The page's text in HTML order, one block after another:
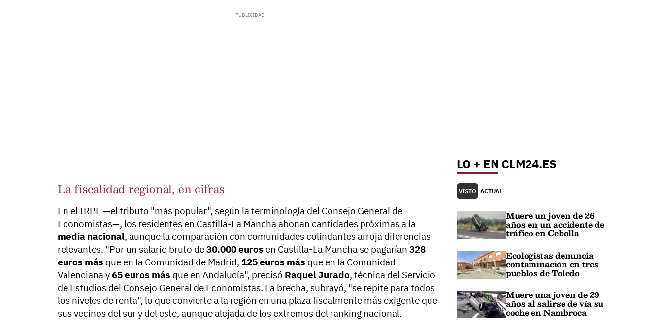
La fiscalidad regional, en cifras
En el IRPF —el tributo "más popular", según la terminología del Consejo General de
Economistas—, los residentes en Castilla-La Mancha abonan cantidades próximas a la
media nacional, aunque la comparación con comunidades colindantes arroja diferencias
relevantes. "Por un salario bruto de30.000 euros en Castilla-La Mancha se pagarían 328
euros más que en la Comunidad de Madrid, 125 euros más que en la Comunidad
Valenciana y65 euros más que en Andalucía", precisó Raquel Jurado, técnica del Servicio
de Estudios del Consejo General de Economistas. La brecha, subrayó, "se repite para todos
los niveles de renta", lo que convierte a la región en una plaza fiscalmente más exigente que
sus vecinos del sur y del este, aunque alejada de los extremos del ranking nacional.
LO + EN CLM24.ES
VISTO ACTUAL
Muere un joven de 26
años en un accidente de
tráfico en Cebolla
Ecologistas denuncia
contaminación en tres
pueblos de Toledo
Muere una joven de 29
años al salirse de vía su
coche en Nambroca